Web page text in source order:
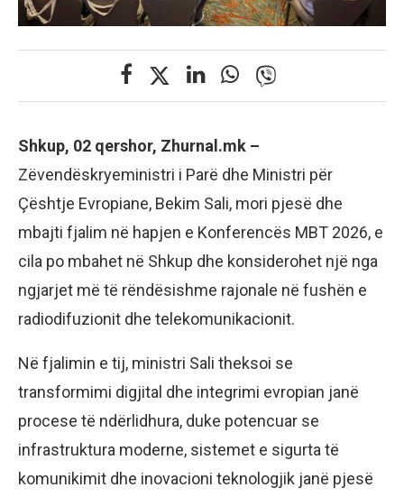
Shkup, 02 qershor, Zhurnal.mk –
Zëvendëskryeministri i Parë dhe Ministri për
Çështje Evropiane, Bekim Sali, mori pjesë dhe
mbajti fjalim në hapjen e Konferencës MBT 2026, e
cila po mbahet në Shkup dhe konsiderohet një nga
ngjarjet më të rëndësishme rajonale në fushën e
radiodifuzionit dhe telekomunikacionit.
Në fjalimin e tij, ministri Sali theksoi se
transformimi digjital dhe integrimi evropian janë
procese të ndërlidhura, duke potencuar se
infrastruktura moderne, sistemet e sigurta të
komunikimit dhe inovacioni teknologjik janë pjesë